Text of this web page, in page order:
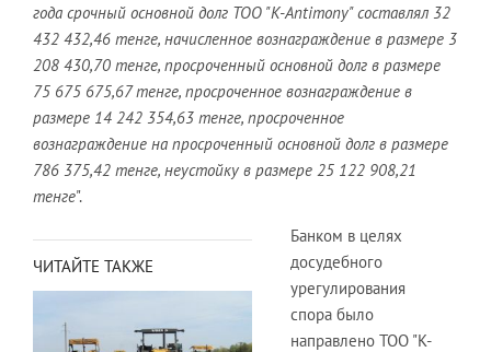
года срочный основной долг ТОО "K-Antimony" составлял 32
432 432,46 тенге, начисленное вознаграждение в размере 3
208 430,70 тенге, просроченный основной долг в размере
75 675 675,67 тенге, просроченное вознаграждение в
размере 14 242 354,63 тенге, просроченное
вознаграждение на просроченный основной долг в размере
786 375,42 тенге, неустойку в размере 25 122 908,21
тенге".
ЧИТАЙТЕ ТАКЖЕ
Банком в целях
досудебного
урегулирования
спора было
направлено ТОО "K-